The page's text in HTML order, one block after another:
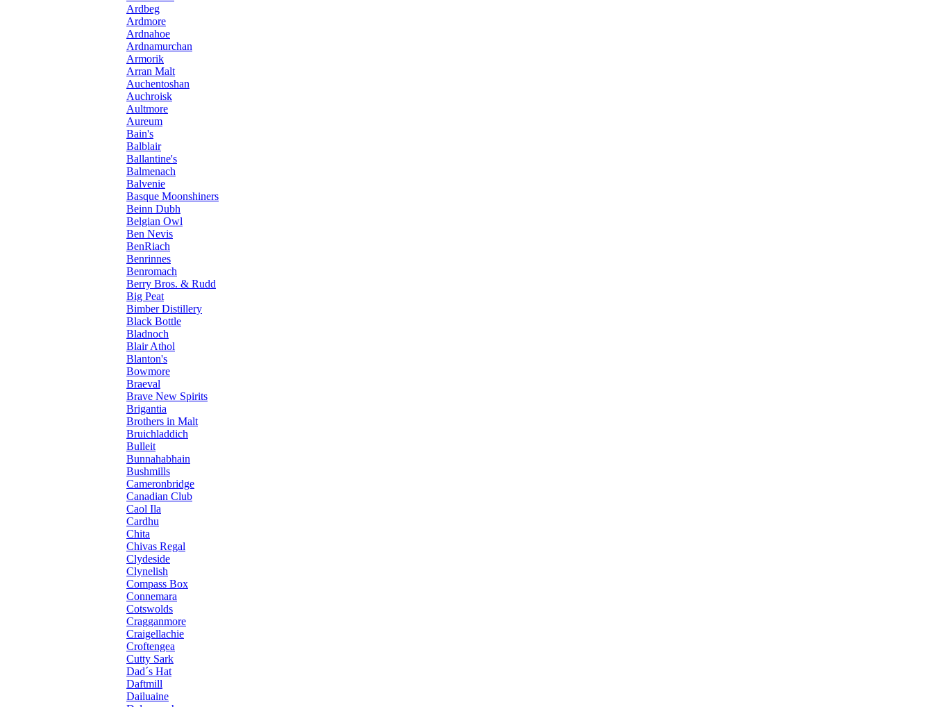
Ardbeg
Ardmore
Ardnahoe
Ardnamurchan
Armorik
Arran Malt
Auchentoshan
Auchroisk
Aultmore
Aureum
Bain's
Balblair
Ballantine's
Balmenach
Balvenie
Basque Moonshiners
Beinn Dubh
Belgian Owl
Ben Nevis
BenRiach
Benrinnes
Benromach
Berry Bros. & Rudd
Big Peat
Bimber Distillery
Black Bottle
Bladnoch
Blair Athol
Blanton's
Bowmore
Braeval
Brave New Spirits
Brigantia
Brothers in Malt
Bruichladdich
Bulleit
Bunnahabhain
Bushmills
Cameronbridge
Canadian Club
Caol Ila
Cardhu
Chita
Chivas Regal
Clydeside
Clynelish
Compass Box
Connemara
Cotswolds
Cragganmore
Craigellachie
Croftengea
Cutty Sark
Dad´s Hat
Daftmill
Dailuaine